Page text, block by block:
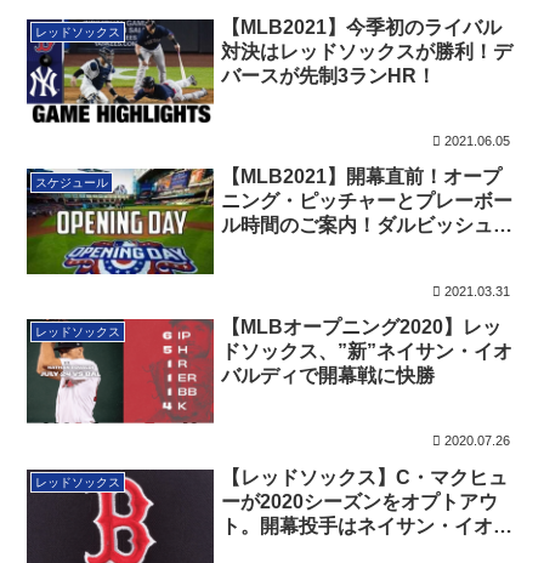
レッドソックス
【MLB2021】今季初のライバル
対決はレッドソックスが勝利！デ
バースが先制3ランHR！
2021.06.05
スケジュール
【MLB2021】開幕直前！オープ
ニング・ピッチャーとプレーボー
ル時間のご案内！ダルビッシュ投
2021.03.31
レッドソックス
【MLBオープニング2020】レッ
ドソックス、”新”ネイサン・イオ
バルディで開幕戦に快勝
2020.07.26
レッドソックス
【レッドソックス】C・マクヒュ
ーが2020シーズンをオプトアウ
ト。開幕投手はネイサン・イオバ